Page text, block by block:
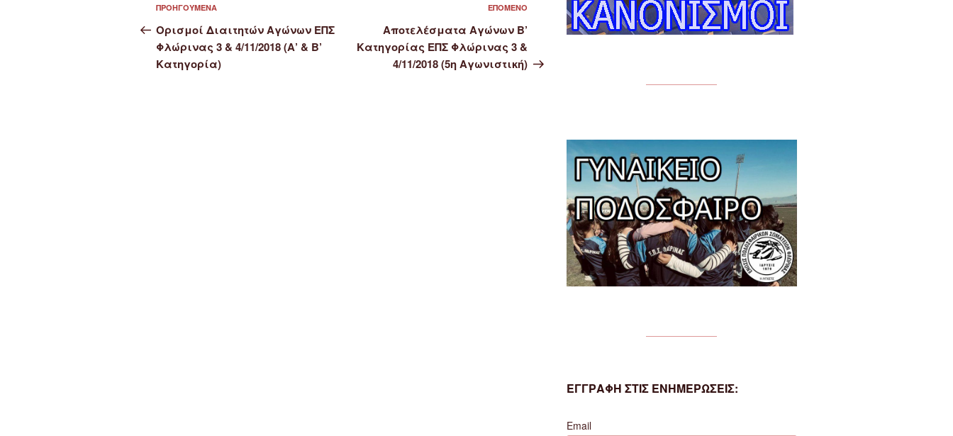
άρθρων
Προηγούμενο
άρθρο
ΠΡΟΗΓΟΎΜΕΝΑ
Ορισμοί Διαιτητών Αγώνων ΕΠΣ
Φλώρινας 3 & 4/11/2018 (Α’ & Β’
Κατηγορία)
Επόμενο
ΕΠΌΜΕΝΟ
Αποτελέσματα Αγώνων Β’
Κατηγορίας ΕΠΣ Φλώρινας 3 &
4/11/2018 (5η Αγωνιστική)
ΕΓΓΡΑΦΗ ΣΤΙΣ ΕΝΗΜΕΡΩΣΕΙΣ:
Email